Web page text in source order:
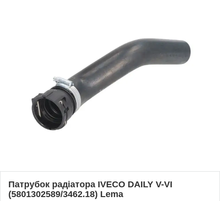
Патрубок радіатора IVECO DAILY V-VI
(5801302589/3462.18) Lema